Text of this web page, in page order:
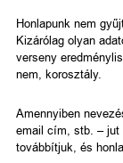
Honlapunk nem
Kizárólag olyan
verseny
nem, korosztály.
Amennyiben
email cím, stb. – jut
továbbítjuk, és